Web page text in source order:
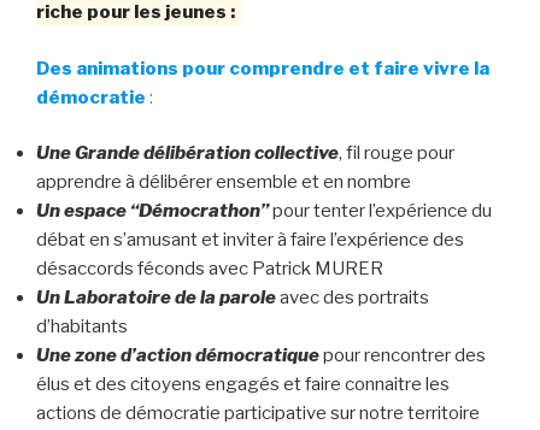
riche pour les jeunes :
Des animations pour comprendre et faire vivre la
démocratie :
Une Grande délibération collective, fil rouge pour
apprendre à délibérer ensemble et en nombre
Un espace “Démocrathon”pour tenter l’expérience du
débat en s’amusant et inviter à faire l’expérience des
désaccords féconds avec Patrick MURER
Un Laboratoire de la paroleavec des portraits
d’habitants
Une zone d’action démocratiquepour rencontrer des
élus et des citoyens engagés et faire connaitre les
actions de démocratie participative sur notre territoire